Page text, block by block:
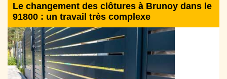
Le changement des clôtures à Brunoy dans le
91800 : un travail très complexe